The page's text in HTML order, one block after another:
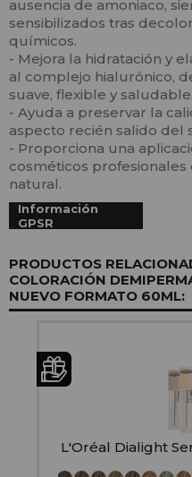
ausencia de amoniaco,
sensibilizados tras
químicos.
- Mejora la hidratación y
al complejo hialurónico,
suave, flexible y saludable.
- Ayuda a preservar la
aspecto recién salido del
- Proporciona una
cosméticos
natural.
Información
GPSR
PRODUCTOS
COLORACIÓN
NUEVO FORMATO 60ML:
L'Oréal Dialight